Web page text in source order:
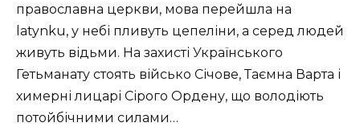
православна церкви, мова перейшла на
latynku, у небі пливуть цепеліни, а серед людей
живуть відьми. На захисті Українського
Гетьманату стоять військо Січове, Таємна Варта і
химерні лицарі Сірого Ордену, що володіють
потойбічними силами…